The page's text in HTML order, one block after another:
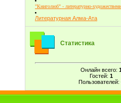
"Книголюб" - литературно-
Литературная Алма-Ата
Статистика
Онлайн всего:
Гостей: 1
Пользователей: